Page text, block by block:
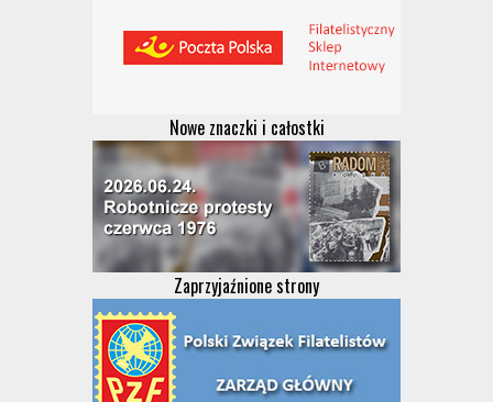
Nowe znaczki i całostki
Zaprzyjaźnione strony